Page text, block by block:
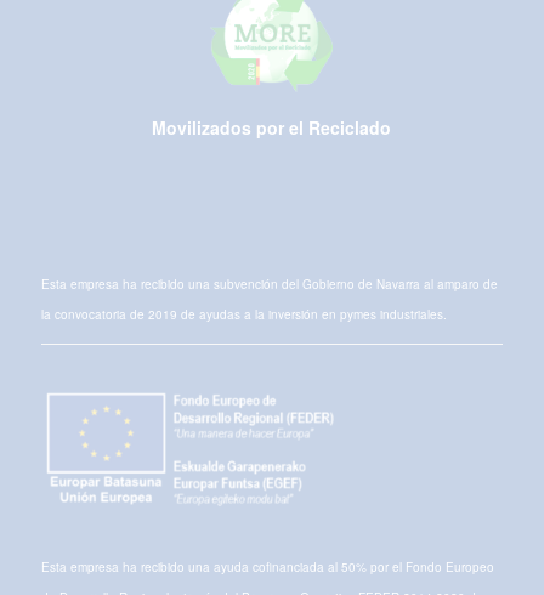
Movilizados por el Reciclado
Esta empresa ha recibido una subvención del Gobierno de Navarra al amparo de
la convocatoria de 2019 de ayudas a la inversión en pymes industriales.
Esta empresa ha recibido una ayuda cofinanciada al 50% por el Fondo Europeo